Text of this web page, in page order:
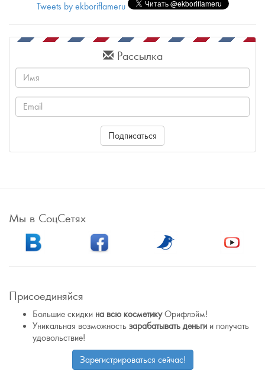
Tweets by ekboriflameru
Рассылка
Подписаться
Мы в СоцСетях
Присоединяйся
Большие скидки на всю косметикуОрифлэйм!
Уникальная возможность зарабатывать деньги и получать
удовольствие!
Зарегистрироваться сейчас!